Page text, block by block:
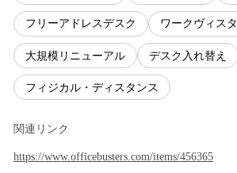
フリーアドレスデスク ワークヴィスタ
大規模リニューアル デスク入れ替え
フィジカル・ディスタンス
関連リンク
https://www.officebusters.com/items/456365